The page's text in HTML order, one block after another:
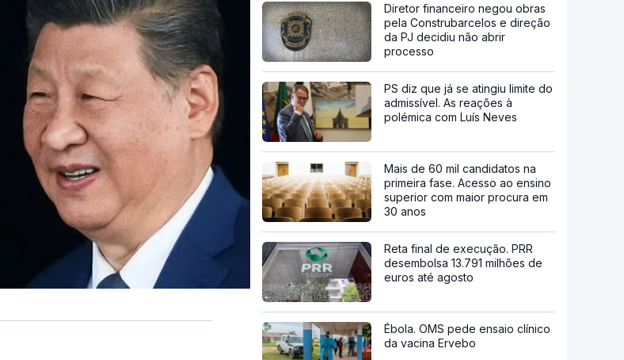
Diretor financeiro negou obras
pela Construbarcelos e direção
da PJ decidiu não abrir
processo
PS diz que já se atingiu limite do
admissível. As reações à
polémica com Luís Neves
Mais de 60 mil candidatos na
primeira fase. Acesso ao ensino
superior com maior procura em
30 anos
Reta final de execução. PRR
desembolsa 13.791 milhões de
euros até agosto
Ébola. OMS pede ensaio clínico
da vacina Ervebo